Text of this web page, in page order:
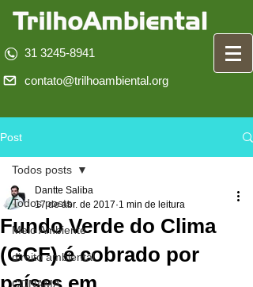
31 3245-8941
contato@trilhoambiental.org
Post
Todos posts
Meio Ambiente
direito ambiental
CONAMA
Todos posts
Fundo Verde do Clima
(GCF) é cobrado por
Dantte Saliba
17 de abr. de 2017 1 min de leitura